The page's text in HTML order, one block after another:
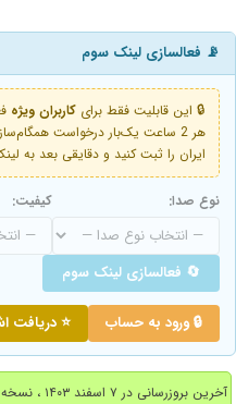
📡 فعالسازی لینک سوم
🔒 این قابلیت فقط برای کاربران ویژه
ایران را ثبت کنید و دقایقی بعد
نوع صدا: کیفیت:
🔄 فعالسازی لینک سوم
🔒 ورود به حساب ⭐ دریافت
آخرین بروزرسانی در ۷ اسفند ۱۴۰۳ ، نسخه دوبله پارسی اضافه شد.